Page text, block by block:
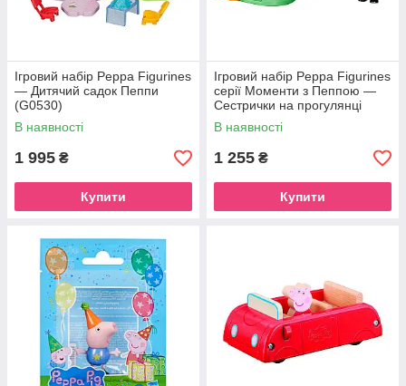
Ігровий набір Peppa Figurines
— Дитячий садок Пеппи
(G0530)
В наявності
1 995 ₴
Купити
Ігровий набір Peppa Figurines
серії Моменти з Пеппою —
Сестрички на прогулянці
(G0528)
В наявності
1 255 ₴
Купити